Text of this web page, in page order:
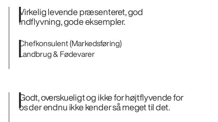
Virkelig levende præsenteret, god
indflyvning, gode eksempler.
Chefkonsulent (Markedsføring)
Landbrug & Fødevarer
Godt, overskueligt og ikke for højtflyvende for
os der endnu ikke kender så meget til det.